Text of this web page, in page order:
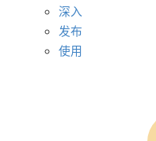
深入
发布
使用